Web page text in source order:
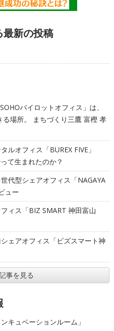
最新の投稿
パイロットオフィス」は、
場所。 まちづくり三鷹 富樫 孝
ルオフィス「BUREX FIVE」
て生まれたのか？
代型シェアオフィス「NAGAYA
ュー
ィス「BIZ SMART 神田富山
ェアオフィス「ビズスマート神
事を見る
キュベーションルーム」